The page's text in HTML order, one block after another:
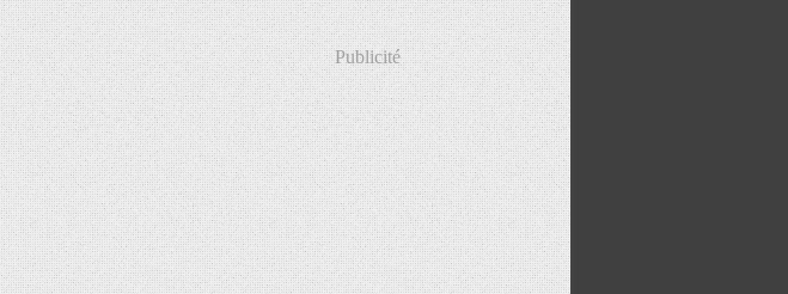
Publicité